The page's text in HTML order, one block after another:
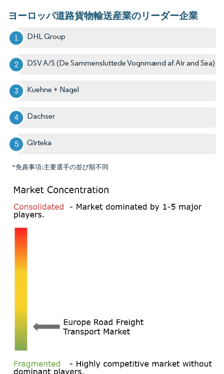
ヨーロッパ道路貨物輸送産業のリーダー企業
DHL Group
DSV A/S (De Sammensluttede Vognmænd af Air and Sea)
Kuehne + Nagel
Dachser
Girteka
*免責事項:主要選手の並び順不同